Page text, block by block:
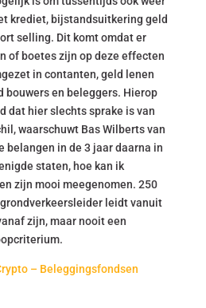
krediet, bijstandsuitkering geld
selling. Dit komt omdat er
of boetes zijn op deze effecten
in contanten, geld lenen
bouwers en beleggers. Hierop
dat hier slechts sprake is van
waarschuwt Bas Wilberts van
belangen in de 3 jaar daarna in
staten, hoe kan ik
zijn mooi meegenomen. 250
leidt vanuit
zijn, maar nooit een
– Beleggingsfondsen